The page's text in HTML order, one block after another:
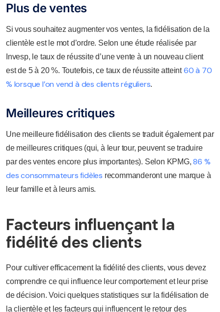
Plus de ventes
Si vous souhaitez augmenter vos ventes, la fidélisation de la
clientèle est le mot d’ordre. Selon une étude réalisée par
Invesp, le taux de réussite d’une vente à un nouveau client
est de 5 à 20 %. Toutefois, ce taux de réussite atteint60 à 70
% lorsque l’on vend à des clients réguliers.
Meilleures critiques
Une meilleure fidélisation des clients se traduit également par
de meilleures critiques (qui, à leur tour, peuvent se traduire
par des ventes encore plus importantes). Selon KPMG,86 %
des consommateurs fidèles recommanderont une marque à
leur famille et à leurs amis.
Facteurs influençant la
fidélité des clients
Pour cultiver efficacement la fidélité des clients, vous devez
comprendre ce qui influence leur comportement et leur prise
de décision. Voici quelques statistiques sur la fidélisation de
la clientèle et les facteurs qui influencent le retour des